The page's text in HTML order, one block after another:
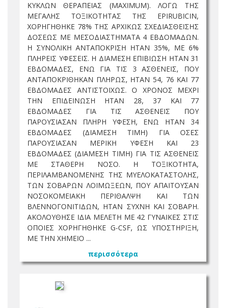
ΚΥΚΛΩΝ ΘΕΡΑΠΕΙΑΣ (MAXIMUM). ΛΟΓΩ ΤΗΣ
ΜΕΓΑΛΗΣ ΤΟΞΙΚΟΤΗΤΑΣ ΤΗΣ EPIRUBICIN,
ΧΟΡΗΓΗΘΗΚΕ 78% ΤΗΣ ΑΡΧΙΚΩΣ ΣΧΕΔΙΑΣΘΕΙΣΗΣ
ΔΟΣΕΩΣ ΜΕ ΜΕΣΟΔΙΑΣΤΗΜΑΤΑ 4 ΕΒΔΟΜΑΔΩΝ.
Η ΣΥΝΟΛΙΚΗ ΑΝΤΑΠΟΚΡΙΣΗ ΗΤΑΝ 35%, ΜΕ 6%
ΠΛΗΡΕΙΣ ΥΦΕΣΕΙΣ. Η ΔΙΑΜΕΣΗ ΕΠΙΒΙΩΣΗ ΗΤΑΝ 31
ΕΒΔΟΜΑΔΕΣ, ΕΝΩ ΓΙΑ ΤΙΣ 3 ΑΣΘΕΝΕΙΣ, ΠΟΥ
ΑΝΤΑΠΟΚΡΙΘΗΚΑΝ ΠΛΗΡΩΣ, ΗΤΑΝ 54, 76 ΚΑΙ 77
ΕΒΔΟΜΑΔΕΣ ΑΝΤΙΣΤΟΙΧΩΣ. Ο ΧΡΟΝΟΣ ΜΕΧΡΙ
ΤΗΝ ΕΠΙΔΕΙΝΩΣΗ ΗΤΑΝ 28, 37 ΚΑΙ 77
ΕΒΔΟΜΑΔΕΣ ΓΙΑ ΤΙΣ ΑΣΘΕΝΕΙΣ ΠΟΥ
ΠΑΡΟΥΣΙΑΣΑΝ ΠΛΗΡΗ ΥΦΕΣΗ, ΕΝΩ ΗΤΑΝ 34
ΕΒΔΟΜΑΔΕΣ (ΔΙΑΜΕΣΗ ΤΙΜΗ) ΓΙΑ ΟΣΕΣ
ΠΑΡΟΥΣΙΑΣΑΝ ΜΕΡΙΚΗ ΥΦΕΣΗ ΚΑΙ 23
ΕΒΔΟΜΑΔΕΣ (ΔΙΑΜΕΣΗ ΤΙΜΗ) ΓΙΑ ΤΙΣ ΑΣΘΕΝΕΙΣ
ΜΕ ΣΤΑΘΕΡΗ ΝΟΣΟ. Η ΤΟΞΙΚΟΤΗΤΑ,
ΠΕΡΙΛΑΜΒΑΝΟΜΕΝΗΣ ΤΗΣ ΜΥΕΛΟΚΑΤΑΣΤΟΛΗΣ,
ΤΩΝ ΣΟΒΑΡΩΝ ΛΟΙΜΩΞΕΩΝ, ΠΟΥ ΑΠΑΙΤΟΥΣΑΝ
ΝΟΣΟΚΟΜΕΙΑΚΗ ΠΕΡΙΘΑΛΨΗ ΚΑΙ ΤΩΝ
ΒΛΕΝΝΟΓΟΝΙΤΙΔΩΝ, ΗΤΑΝ ΣΥΧΝΗ ΚΑΙ ΣΟΒΑΡΗ.
ΑΚΟΛΟΥΘΗΣΕ ΙΔΙΑ ΜΕΛΕΤΗ ΜΕ 42 ΓΥΝΑΙΚΕΣ ΣΤΙΣ
ΟΠΟΙΕΣ ΧΟΡΗΓΗΘΗΚΕ G-CSF, ΩΣ ΥΠΟΣΤΗΡΙΞΗ,
ΜΕ ΤΗΝ ΧΗΜΕΙΟ ...
περισσότερα